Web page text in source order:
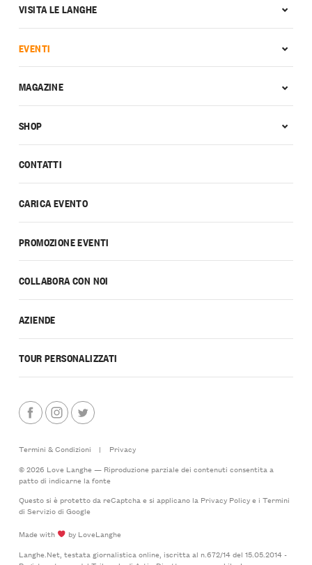
CONTATTI
CARICA EVENTO
PROMOZIONE EVENTI
COLLABORA CON NOI
AZIENDE
TOUR PERSONALIZZATI
VISITA LE LANGHE
EVENTI
MAGAZINE
SHOP
Termini & Condizioni |
Privacy
© 2026 Love Langhe — Riproduzione parziale dei contenuti consentita a
patto di indicarne la fonte
Questo si è protetto da reCaptcha e si applicano la Privacy Policye i Termini
di Serviziodi Google
Made with
by LoveLanghe
Langhe.Net, testata giornalistica online, iscritta al n.672/14 del 15.05.2014 -